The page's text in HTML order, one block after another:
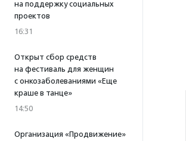
на поддержку социальных
проектов
16:31
Открыт сбор средств
на фестиваль для женщин
с онкозаболеваниями «Еще
краше в танце»
14:50
Организация «Продвижение»